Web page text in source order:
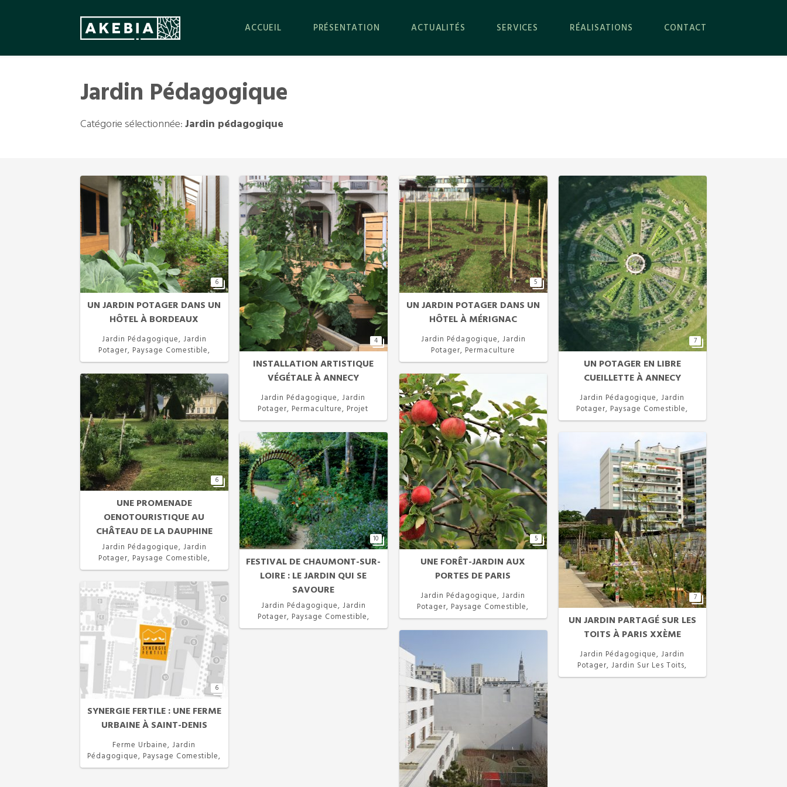
ACCUEIL PRÉSENTATION ACTUALITÉS SERVICES RÉALISATIONS CONTACT
Jardin Pédagogique
Catégorie sélectionnée:Jardin pédagogique
6
UN JARDIN POTAGER DANS UN
HÔTEL À BORDEAUX
Jardin Pédagogique, Jardin
Potager, Paysage Comestible,
Permaculture
4
INSTALLATION ARTISTIQUE
VÉGÉTALE À ANNECY
Jardin Pédagogique, Jardin
Potager, Permaculture, Projet
Participatif
5
UN JARDIN POTAGER DANS UN
HÔTEL À MÉRIGNAC
Jardin Pédagogique, Jardin
Potager, Permaculture
7
UN POTAGER EN LIBRE
CUEILLETTE À ANNECY
Jardin Pédagogique, Jardin
Potager, Paysage Comestible,
Permaculture, Projet Participatif
6
UNE PROMENADE
OENOTOURISTIQUE AU
CHÂTEAU DE LA DAUPHINE
Jardin Pédagogique, Jardin
Potager, Paysage Comestible,
Permaculture
5
UNE FORÊT-JARDIN AUX
PORTES DE PARIS
Jardin Pédagogique, Jardin
Potager, Paysage Comestible,
Permaculture
10
FESTIVAL DE CHAUMONT-SUR-
LOIRE : LE JARDIN QUI SE
SAVOURE
Jardin Pédagogique, Jardin
Potager, Paysage Comestible,
Permaculture
7
UN JARDIN PARTAGÉ SUR LES
TOITS À PARIS XXÈME
Jardin Pédagogique, Jardin
Potager, Jardin Sur Les Toits,
Permaculture, Projet Participatif
6
SYNERGIE FERTILE : UNE FERME
URBAINE À SAINT-DENIS
Ferme Urbaine, Jardin
Pédagogique, Paysage Comestible,
Permaculture, Projet Participatif